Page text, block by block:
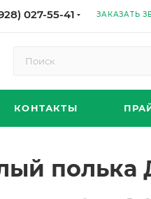
027-55-41 ЗАКАЗАТЬ
КОНТАКТЫ
полька